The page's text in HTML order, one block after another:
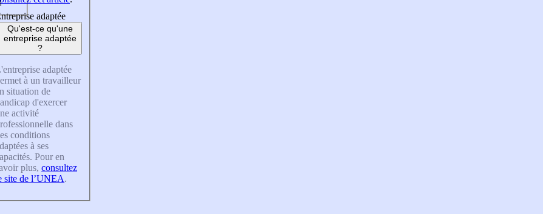
adaptée
Qu'est-ce qu'une
entreprise adaptée
?
adaptée
à un travailleur
situation de
d'exercer
activité
dans
conditions
à ses
Pour en
plus, consultez
site de l’UNEA.